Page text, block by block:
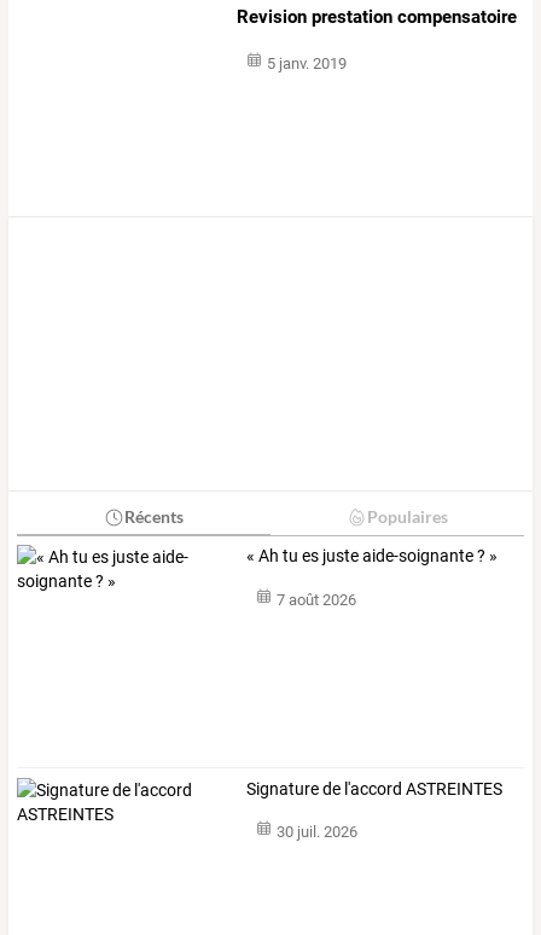
Revision prestation compensatoire
5 janv. 2019
Récents Populaires
« Ah tu es juste aide-soignante ? »
7 août 2026
Signature de l'accord ASTREINTES
30 juil. 2026